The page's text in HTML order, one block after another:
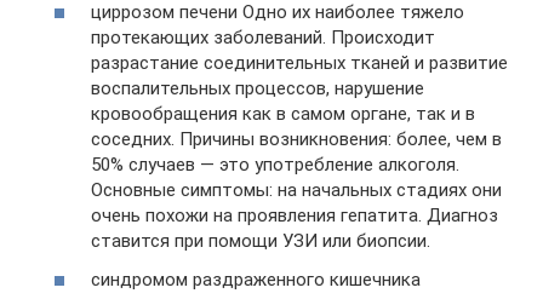
циррозом печени Одно их наиболее тяжело
протекающих заболеваний. Происходит
разрастание соединительных тканей и развитие
воспалительных процессов, нарушение
кровообращения как в самом органе, так и в
соседних. Причины возникновения: более, чем в
50% случаев — это употребление алкоголя.
Основные симптомы: на начальных стадиях они
очень похожи на проявления гепатита. Диагноз
ставится при помощи УЗИ или биопсии.
синдромом раздраженного кишечника